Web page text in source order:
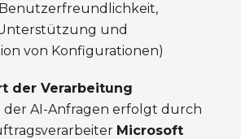
und
von Konfigurationen)
der Verarbeitung
der AI-Anfragen erfolgt durch
Microsoft